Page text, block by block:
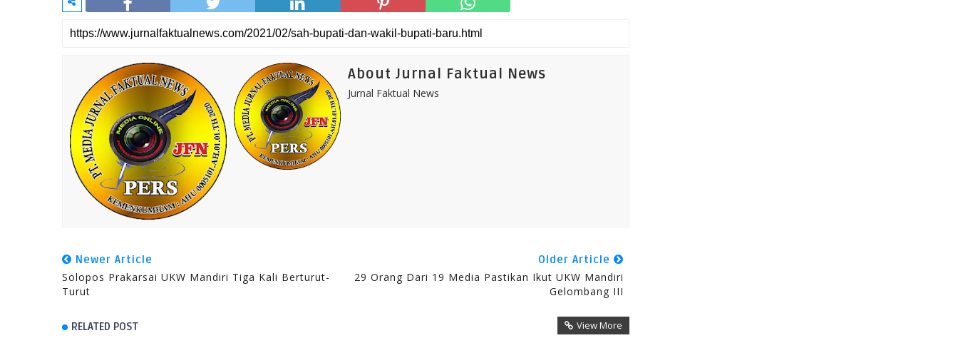
About Jurnal Faktual News
Jurnal Faktual News
Newer Article
Solopos Prakarsai UKW Mandiri Tiga Kali Berturut-
Turut
Older Article
29 Orang Dari 19 Media Pastikan Ikut UKW Mandiri
Gelombang III
RELATED POST View More